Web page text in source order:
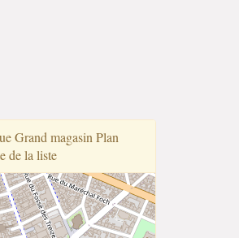
Grand magasin Plan
de la liste